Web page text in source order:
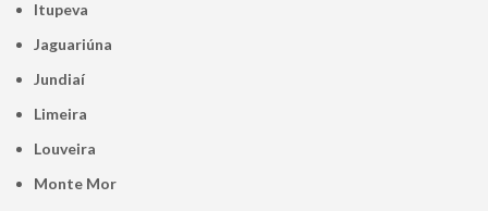
Itupeva
Jaguariúna
Jundiaí
Limeira
Louveira
Monte Mor